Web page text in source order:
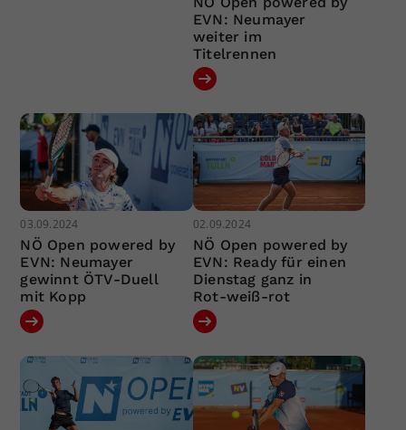
EVN: Neumayer
weiter im
Titelrennen
03.09.2024
NÖ Open powered by
EVN: Neumayer
gewinnt ÖTV-Duell
mit Kopp
02.09.2024
NÖ Open powered by
EVN: Ready für einen
Dienstag ganz in
Rot-weiß-rot